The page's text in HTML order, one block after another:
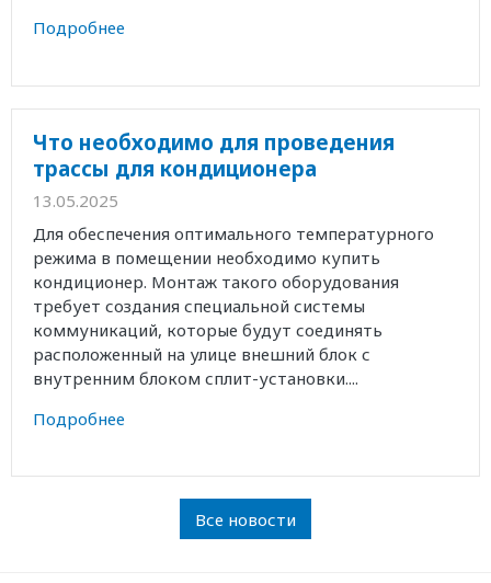
Подробнее
Что необходимо для проведения
трассы для кондиционера
13.05.2025
Для обеспечения оптимального температурного
режима в помещении необходимо купить
кондиционер. Монтаж такого оборудования
требует создания специальной системы
коммуникаций, которые будут соединять
расположенный на улице внешний блок с
внутренним блоком сплит-установки....
Подробнее
Все новости